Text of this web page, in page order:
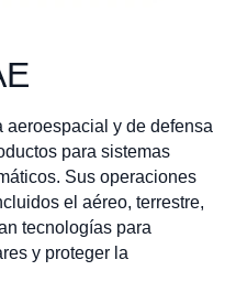
aeroespacial y de defensa
para sistemas
Sus operaciones
el aéreo, terrestre,
tecnologías para
y proteger la